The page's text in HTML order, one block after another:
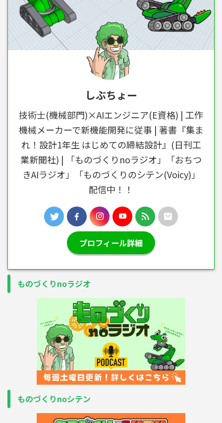
しぶちょー
技術士(機械部門)×AIエンジニア(E資格) | 工作
機械メーカーで新機能開発に従事 | 著書『集ま
れ！設計1年生 はじめての締結設計』(日刊工
業新聞社) | 「ものづくりnoラジオ」「おちつ
きAIラジオ」「ものづくりのシテン(Voicy)」
配信中！！
プロフィール詳細
ものづくりnoラジオ
ものづくりnoシテン